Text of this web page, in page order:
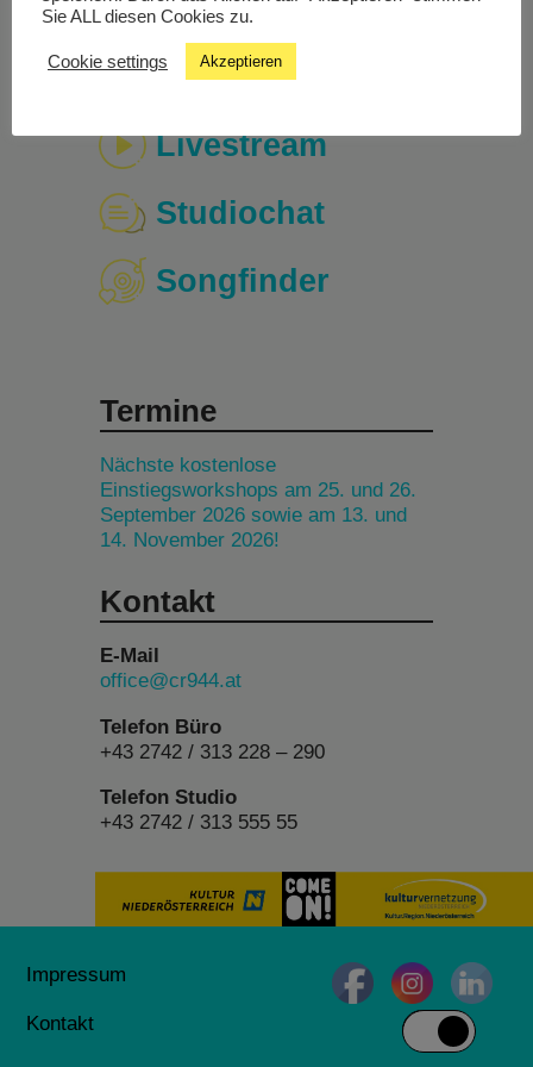
Livestream
Studiochat
Songfinder
Termine
Nächste kostenlose
Einstiegsworkshops am 25. und 26.
September 2026 sowie am 13. und
14. November 2026!
Kontakt
E-Mail
office@cr944.at
Telefon Büro
+43 2742 / 313 228 – 290
Telefon Studio
+43 2742 / 313 555 55
Impressum
Kontakt
Sie ALL diesen Cookies zu.
Cookie settings Akzeptieren